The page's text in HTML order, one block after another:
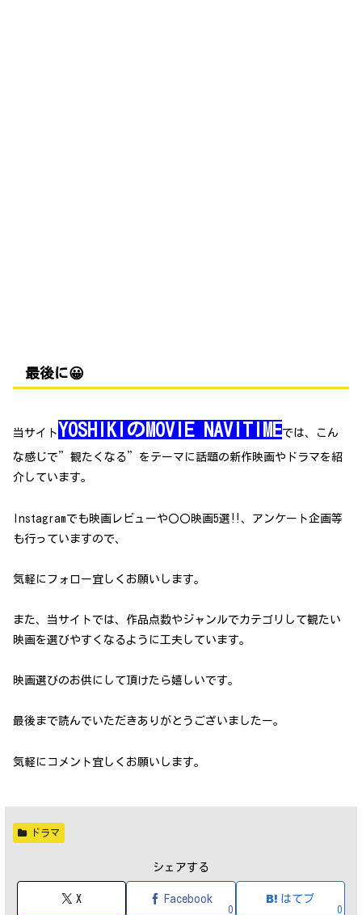
最後に😀
当サイト YOSHIKIのMOVIE NAVITIMEでは、こん
な感じで”観たくなる”をテーマに話題の新作映画やドラマを紹
介しています。
Instagramでも映画レビューや〇〇映画5選‼、アンケート企画等
も行っていますので、
気軽にフォロー宜しくお願いします。
また、当サイトでは、作品点数やジャンルでカテゴリして観たい
映画を選びやすくなるように工夫しています。
映画選びのお供にして頂けたら嬉しいです。
最後まで読んでいただきありがとうございましたー。
気軽にコメント宜しくお願いします。
ドラマ
シェアする
X Facebook
0
はてブ
0